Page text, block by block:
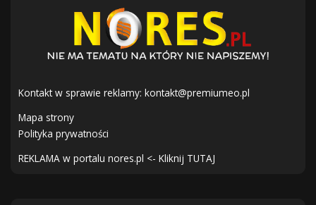
Kontakt w sprawie reklamy: kontakt@premiumeo.pl
Mapa strony
Polityka prywatności
REKLAMA w portalu nores.pl <- Kliknij TUTAJ